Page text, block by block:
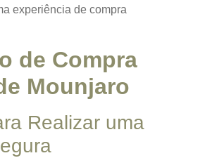
experiência de compra
de Compra
Mounjaro
Realizar uma